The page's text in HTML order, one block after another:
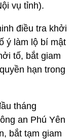
vụ tỉnh).
điều tra khởi
ý làm lộ bí mật
tố, bắt giam
hạn trong
tháng
an Phú Yên
bắt tạm giam